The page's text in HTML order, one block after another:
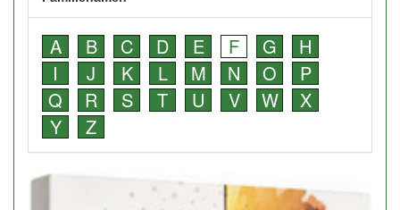
A B C D E F G
H
I
J K L M N O
P
Q
R S T U V W
X
Y
Z